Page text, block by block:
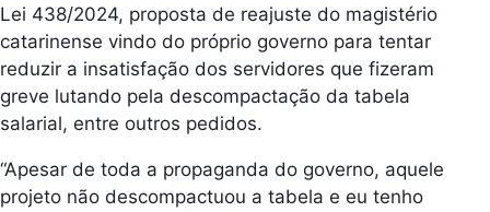
Lei 438/2024, proposta de reajuste do magistério
catarinense vindo do próprio governo para tentar
reduzir a insatisfação dos servidores que fizeram
greve lutando pela descompactação da tabela
salarial, entre outros pedidos.
“Apesar de toda a propaganda do governo, aquele
projeto não descompactuou a tabela e eu tenho